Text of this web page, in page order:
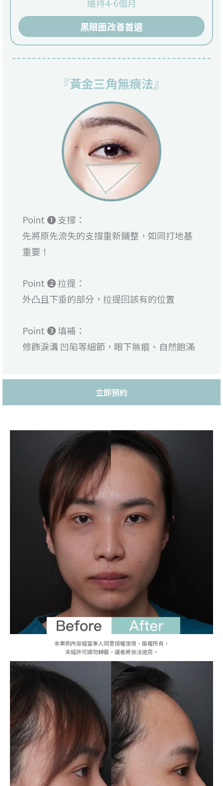
維持4-6個月
黑眼圈改善首選
『黃金三角無痕法』
Point ❶ 支撐：
先將原先流失的支撐重新鋪整，如同打地基
重要！
Point ❷ 拉提：
外凸且下垂的部分，拉提回該有的位置
Point ❸ 填補：
修飾淚溝 凹陷等細節，眼下無痕、自然飽滿
立即預約
本案例內容經當事人同意授權使用，版權所有，
未經許可請勿轉載，違者將依法追究。